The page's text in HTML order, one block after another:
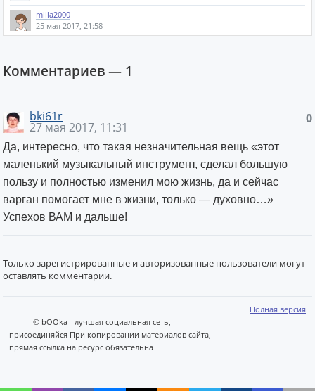
milla2000
25 мая 2017, 21:58
Комментариев — 1
0
bki61r
27 мая 2017, 11:31
Да, интересно, что такая незначительная вещь «этот
маленький музыкальный инструмент, сделал большую
пользу и полностью изменил мою жизнь, да и сейчас
варган помогает мне в жизни, только — духовно…»
Успехов ВАМ и дальше!
Только зарегистрированные и авторизованные пользователи могут
оставлять комментарии.
Полная версия
© bOOka - лучшая социальная сеть,
присоединяйся При копировании материалов сайта,
прямая ссылка на ресурс обязательна